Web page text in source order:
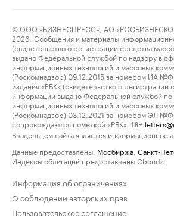
© ООО «БИЗНЕСПРЕСС», АО
2026. Сообщения и материалы
(свидетельство о регистрации средства
выдано Федеральной службой по надзору в
информационных технологий и массовых
(Роскомнадзор) 09.12.2015 за номером ИА
издания «РБК» (свидетельство о регистрации
информации выдано Федеральной службой по
информационных технологий и массовых
(Роскомнадзор) 03.12.2021 за номером ЭЛ
сопровождаются пометкой «РБК».
18+
Владельцем сайта является информационное
Данные предоставлены: Мосбиржа Санкт-
Индексы облигаций предоставлены Cbonds.
Информация об ограничениях
О соблюдении авторских прав
Пользовательское соглашение